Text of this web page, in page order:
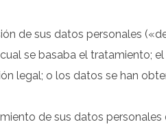
de sus datos personales
se basaba el tratamiento;
legal; o los datos se han
de sus datos